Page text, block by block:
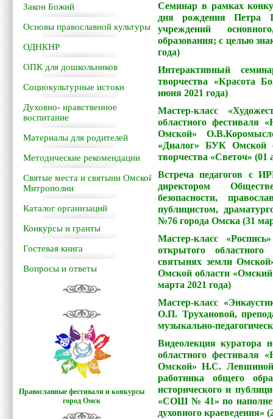
Закон Божий
Основы православной культуры
ОДНКНР
ОПК для дошкольников
Социокультурные истоки
Духовно- нравственное
воспитание
Материалы для родителей
Методические рекомендации
Святые места и святыни Омской
Митрополии
Каталог организаций
Конкурсы и гранты
Гостевая книга
Вопросы и ответы
Православные фестивали и конкурсы
город Омск
Семинар в рамках
дня рождения Петра
учреждений
образования; с целью
года)
Интерактивный
творчества «Красота
июня 2021 года)
Мастер-класс
областного фестиваля
Омской»
«Диалог» БУК Омской
творчества «Светоч» (01
Встреча педагогов
директором
безопасности,
публицистом,
№76 города Омска (31
Мастер-класс
открытого
святынях земли
Омской области
марта 2021 года)
Мастер-класс
О.П. Трухановой,
музыкально-
Видеолекция куратора
областного фестиваля
Омской» Н.С.
работника общего
исторического и
«СОШ № 41» по
духовного краеведения»